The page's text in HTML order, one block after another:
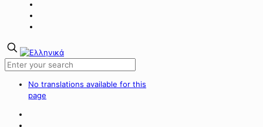
No translations available for this
page